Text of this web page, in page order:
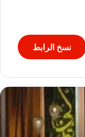
نسخ الرابط